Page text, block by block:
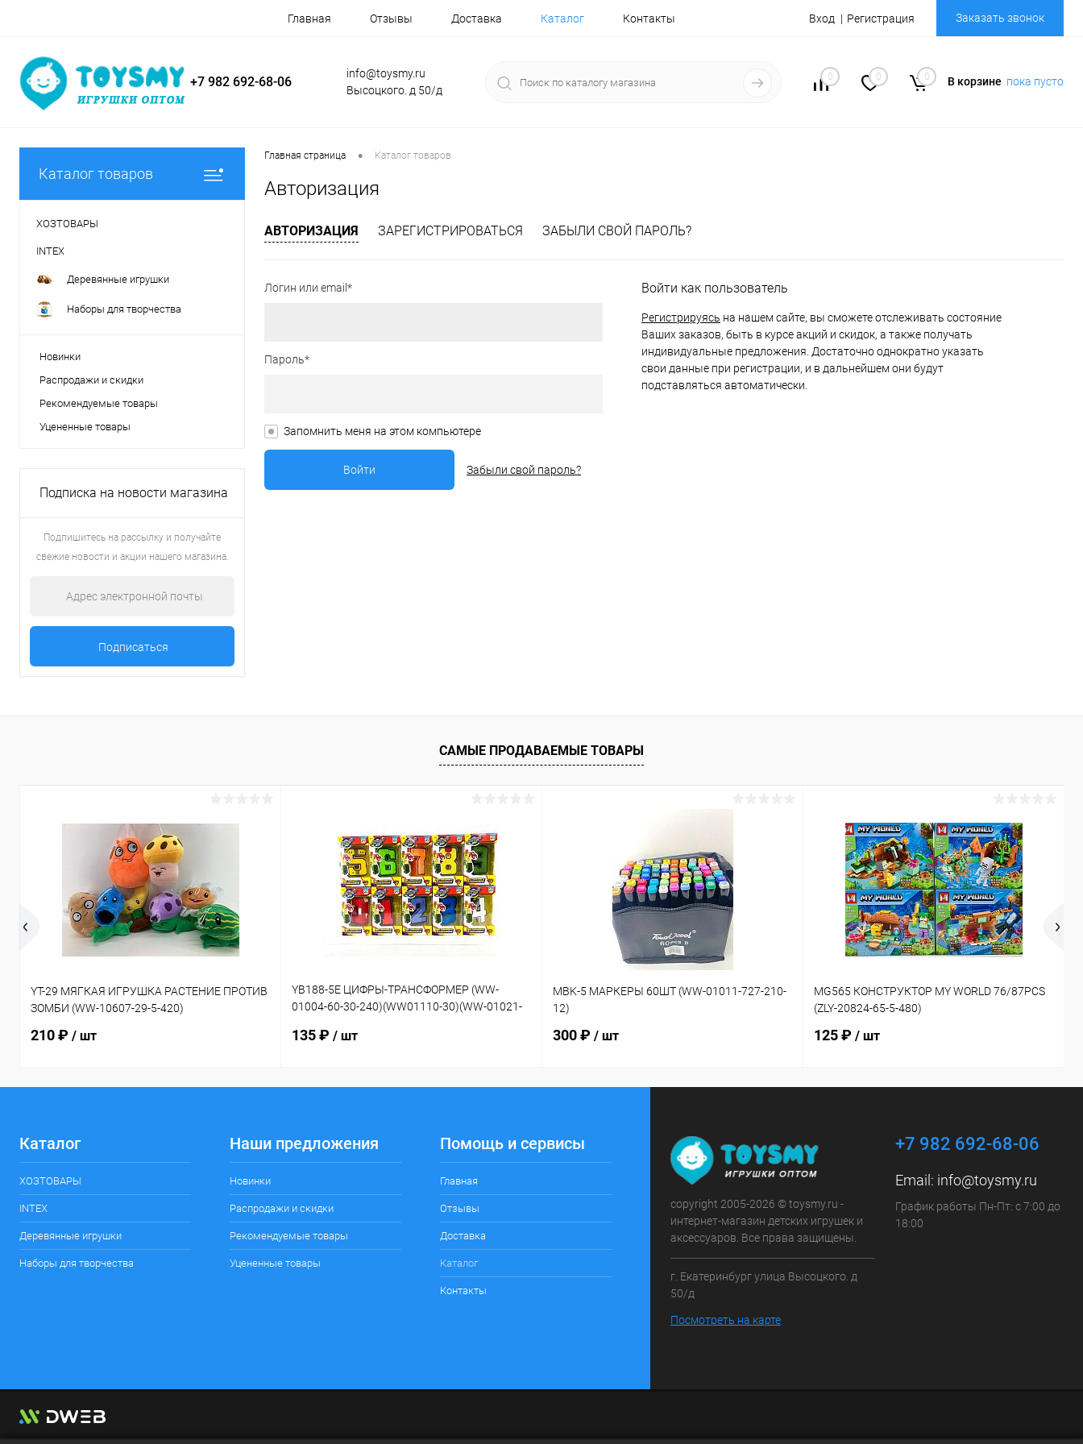
Главная Отзывы Доставка Каталог Контакты Вход Регистрация Заказать звонок
+7 982 692-68-06
info@toysmy.ru
Высоцкого. д 50/д
0 0 0 В корзине пока пусто
Каталог товаров
ХОЗТОВАРЫ
INTEX
Деревянные игрушки
Наборы для творчества
Новинки
Распродажи и скидки
Рекомендуемые товары
Уцененные товары
Подписка на новости магазина
Подпишитесь на рассылку и получайте
свежие новости и акции нашего магазина.
Главная страница • Каталог товаров
Авторизация
АВТОРИЗАЦИЯ ЗАРЕГИСТРИРОВАТЬСЯ ЗАБЫЛИ СВОЙ ПАРОЛЬ?
Логин или email*
Пароль*
Запомнить меня на этом компьютере
Забыли свой пароль?
Войти как пользователь
Регистрируясь на нашем сайте, вы сможете отслеживать состояние
Ваших заказов, быть в курсе акций и скидок, а также получать
индивидуальные предложения. Достаточно однократно указать
свои данные при регистрации, и в дальнейшем они будут
подставляться автоматически.
САМЫЕ ПРОДАВАЕМЫЕ ТОВАРЫ
YT-29 МЯГКАЯ ИГРУШКА РАСТЕНИЕ ПРОТИВ
ЗОМБИ (WW-10607-29-5-420)
210 ₽ / шт
YB188-5E ЦИФРЫ-ТРАНСФОРМЕР (WW-
01004-60-30-240)(WW01110-30)(WW-01021-
135 ₽ / шт
MBK-5 МАРКЕРЫ 60ШТ (WW-01011-727-210-
12)
300 ₽ / шт
MG565 КОНСТРУКТОР MY WORLD 76/87PCS
(ZLY-20824-65-5-480)
125 ₽ / шт
Каталог
ХОЗТОВАРЫ
INTEX
Деревянные игрушки
Наборы для творчества
Наши предложения
Новинки
Распродажи и скидки
Рекомендуемые товары
Уцененные товары
Помощь и сервисы
Главная
Отзывы
Доставка
Каталог
Контакты
copyright 2005-2026 © toysmy.ru -
интернет-магазин детских игрушек и
аксессуаров. Все права защищены.
г. Екатеринбург улица Высоцкого. д
50/д
Посмотреть на карте
+7 982 692-68-06
Email: info@toysmy.ru
График работы Пн-Пт: с 7:00 до
18:00